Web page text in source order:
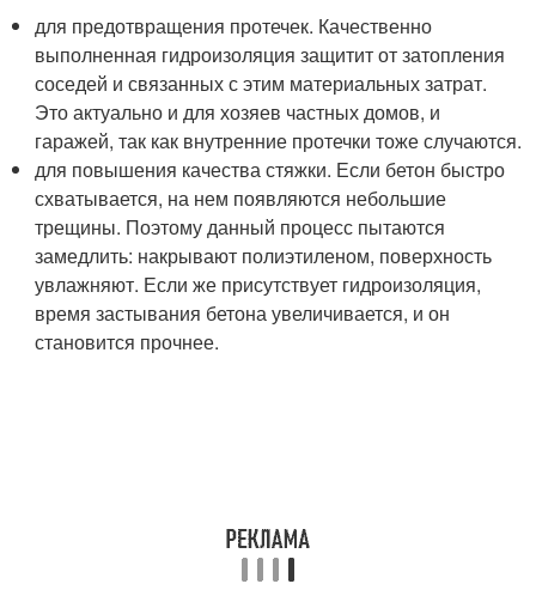
для предотвращения протечек. Качественно
выполненная гидроизоляция защитит от затопления
соседей и связанных с этим материальных затрат.
Это актуально и для хозяев частных домов, и
гаражей, так как внутренние протечки тоже случаются.
для повышения качества стяжки. Если бетон быстро
схватывается, на нем появляются небольшие
трещины. Поэтому данный процесс пытаются
замедлить: накрывают полиэтиленом, поверхность
увлажняют. Если же присутствует гидроизоляция,
время застывания бетона увеличивается, и он
становится прочнее.